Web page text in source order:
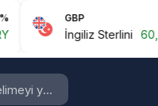
GBP
İngiliz Sterlini 60,81 TRY